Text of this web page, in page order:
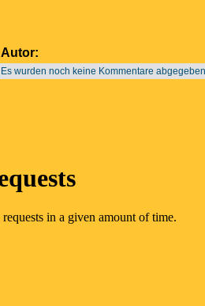
Autor:
Es wurden noch keine Kommentare